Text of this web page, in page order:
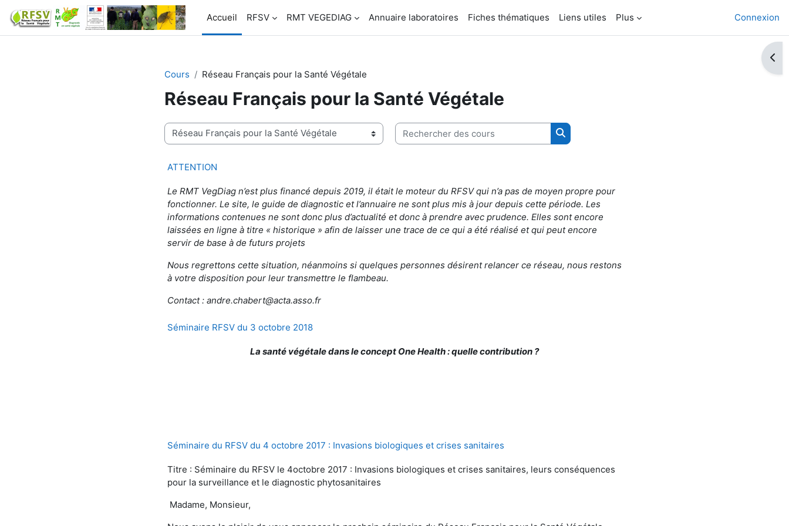
Passer au contenu principal
Accueil
RFSV RMT VEGEDIAG Annuaire laboratoires Fiches thématiques Liens utiles Plus Connexion
Cours
Réseau Français pour la Santé Végétale
Réseau Français pour la Santé Végétale
Catégories de cours
Rechercher des cours
Rechercher des cours
ATTENTION
Le RMT VegDiag n’est plus financé depuis 2019, il était le moteur du RFSV qui n’a pas de moyen propre pour
fonctionner. Le site, le guide de diagnostic et l’annuaire ne sont plus mis à jour depuis cette période. Les
informations contenues ne sont donc plus d’actualité et donc à prendre avec prudence. Elles sont encore
laissées en ligne à titre « historique » afin de laisser une trace de ce qui a été réalisé et qui peut encore
servir de base à de futurs projets
Nous regrettons cette situation, néanmoins si quelques personnes désirent relancer ce réseau, nous restons
à votre disposition pour leur transmettre le flambeau.
Contact : andre.chabert@acta.asso.fr
Séminaire RFSV du 3 octobre 2018
La santé végétale dans le concept One Health : quelle contribution ?
Séminaire du RFSV du 4 octobre 2017 : Invasions biologiques et crises sanitaires
Titre : Séminaire du RFSV le 4octobre 2017 : Invasions biologiques et crises sanitaires, leurs conséquences
pour la surveillance et le diagnostic phytosanitaires
Madame, Monsieur,